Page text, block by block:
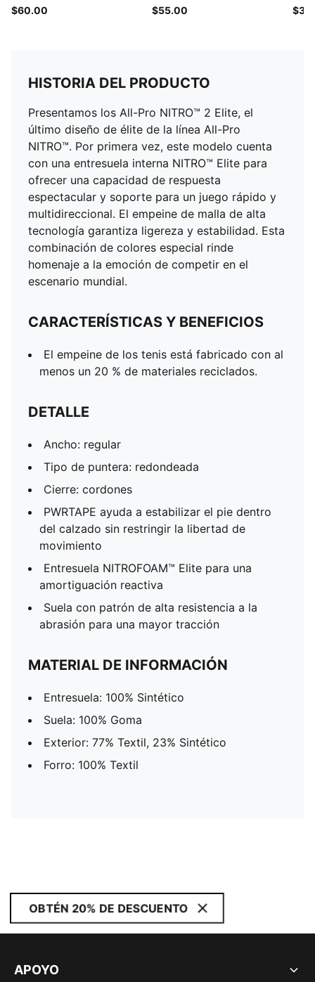
$60.00
$55.00
HISTORIA DEL PRODUCTO
Presentamos los All-Pro NITRO™ 2 Elite, el
último diseño de élite de la línea All-Pro
NITRO™. Por primera vez, este modelo cuenta
con una entresuela interna NITRO™ Elite para
ofrecer una capacidad de respuesta
espectacular y soporte para un juego rápido y
multidireccional. El empeine de malla de alta
tecnología garantiza ligereza y estabilidad. Esta
combinación de colores especial rinde
homenaje a la emoción de competir en el
escenario mundial.
CARACTERÍSTICAS Y BENEFICIOS
El empeine de los tenis está fabricado con al
menos un 20 % de materiales reciclados.
DETALLE
Ancho: regular
Tipo de puntera: redondeada
Cierre: cordones
PWRTAPE ayuda a estabilizar el pie dentro
del calzado sin restringir la libertad de
movimiento
Entresuela NITROFOAM™ Elite para una
amortiguación reactiva
Suela con patrón de alta resistencia a la
abrasión para una mayor tracción
MATERIAL DE INFORMACIÓN
Entresuela: 100% Sintético
Suela: 100% Goma
Exterior: 77% Textil, 23% Sintético
Forro: 100% Textil
OBTÉN 20% DE DESCUENTO
APOYO